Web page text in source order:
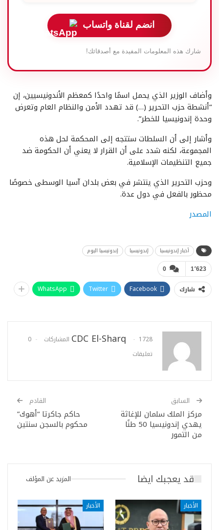
انضم لقناة واتساب
شارك هذه المعلومات المفيدة مع أصدقائك!
وأضاف الوزير الذي يحمل اسمًا واحدًا كمعظم الأندونيسيين، إن
“أنشطة حزب التحرير (…) قد تهدد الأمن والنظام العام وتعرض
وحدة إندونيسيا للخطر”.
وأشار إلى أن السلطات ستتجه إلى المحكمة لحل هذه
المجموعة، لكنه شدد على أن القرار لا يعني أن الحكومة ضد
جميع التنظيمات الإسلامية.
وحزب التحرير الذي ينتشر في بعض بلدان آسيا الوسطى خصوصًا
محظور بالفعل في دول عدة.
المصدر
أخبار إندونيسيا إندونيسيا إندونيسيا اليوم
0 1٬623
شارك Facebook
Twitter
WhatsApp
CDC El-Sharq 1728 المشاركات
0
تعليقات
السابق
مركز الملك سلمان للإغاثة
يهدي إندونيسيا 50 طنًا
من التمور
القادم
حاكم جاكرتا “أهوك”
محكوم بالسجن سنتين
قد يعجبك ايضا المزيد عن المؤلف
الأخبار الأخبار